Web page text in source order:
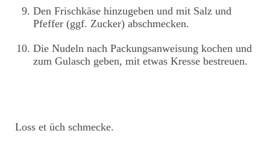
Den Frischkäse hinzugeben und mit Salz und
Pfeffer (ggf. Zucker) abschmecken.
Die Nudeln nach Packungsanweisung kochen und
zum Gulasch geben, mit etwas Kresse bestreuen.
Loss et üch schmecke.